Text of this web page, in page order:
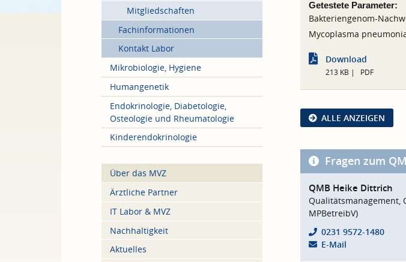
Mitgliedschaften
Fachinformationen
Kontakt Labor
Mikrobiologie, Hygiene
Humangenetik
Endokrinologie, Diabetologie,
Osteologie und Rheumatologie
Kinderendokrinologie
Über das MVZ
Ärztliche Partner
IT Labor & MVZ
Nachhaltigkeit
Aktuelles
Getestete Parameter:
Bakteriengenom-
Mycoplasma
Download
213 KB PDF
ALLE ANZEIGEN
Fragen zum
QMB Heike Dittrich
Qualitätsmanagement,
MPBetreibV)
0231 9572-1480
E-Mail